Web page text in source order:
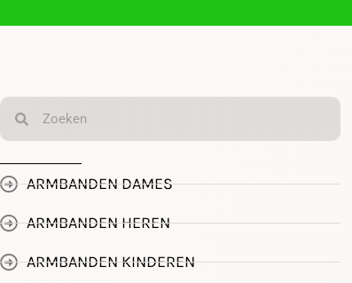
ARMBANDEN DAMES
ARMBANDEN HEREN
ARMBANDEN KINDEREN